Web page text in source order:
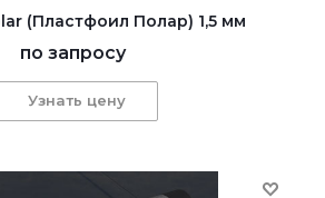
(Пластфоил Полар) 1,5 мм
по запросу
Узнать цену